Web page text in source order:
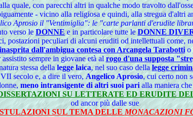
quale, con parecchi altri in qualche modo travolto
- vicino alla religiosa e quindi, alla stregua d'altri
Aprosio il "Ventimiglia": le "carte parlanti d'erudite
verso leDONNEe in particolare tutte leDONNE
postazioni peculiari di alcuni eruditi od intellettuali come,
inasprita dall'ambigua contesa con Arcangela Tarabottio
sempre in giovane età alrogo d'una supposta
stessa della legge laica, nel suo caso dellalegge
secolo e, a dire il vero,Angelico Aprosio, cui certo non
meno intransigente di altri suoi parialla maniera
SU LETTERATE ED ERUDITE
od ancor più dalle sue
SUL TEMA DELLE MONACAZIONI